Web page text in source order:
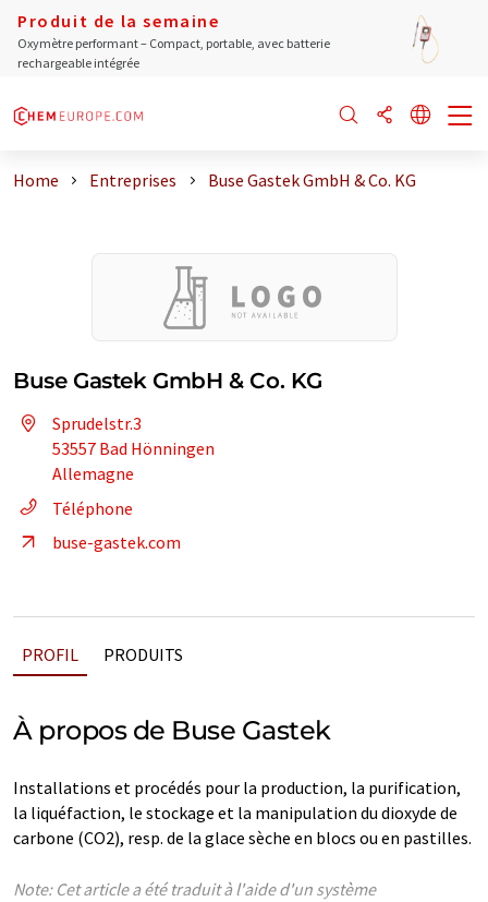
Produit de la semaine
Oxymètre performant – Compact, portable, avec batterie
rechargeable intégrée
Home Entreprises Buse Gastek GmbH & Co. KG
Buse Gastek GmbH & Co. KG
Sprudelstr.3
53557 Bad Hönningen
Allemagne
Téléphone
buse-gastek.com
PROFIL PRODUITS
À propos de Buse Gastek
Installations et procédés pour la production, la purification,
la liquéfaction, le stockage et la manipulation du dioxyde de
carbone (CO2), resp. de la glace sèche en blocs ou en pastilles.
Note: Cet article a été traduit à l'aide d'un système